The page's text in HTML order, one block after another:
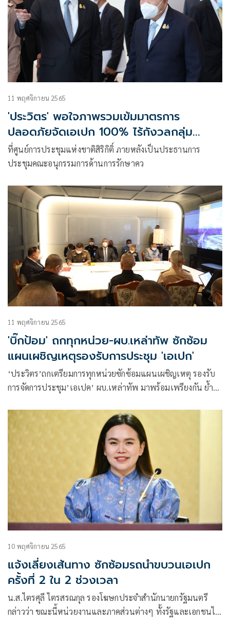
11 พฤศจิกายน 2565
'ประวิตร' พอใจภาพรวมเข้มมาตรการ
ปลอดภัย​จัดเอเปก 100% ไร้กังวลกลุ่ม
เคลื่อนไหว
ที่ศูนย์การประชุมแห่งชาติสิริกิติ์ ภายหลังเป็นประธานการ
ประชุมคณะอนุกรรมการด้านการรักษาคว
11 พฤศจิกายน 2565
'บิ๊กป้อม' ถกทุกหน่วย-ผบ.เหล่าทัพ ซักซ้อม
แผนเผชิญเหตุรองรับการประชุม 'เอเปก'
‘ประวิตร’ถกเตรียมการทุกหน่วยซักซ้อมแผนเผชิญเหตุ รองรับ
การจัดการประชุม’เอเปค’ ผบ.เหล่าทัพ มาพร้อมเพรียง​กัน ย้ำ
ประชุมฯ
10 พฤศจิกายน 2565
แจ้งเลี่ยงเส้นทาง ซักซ้อมรถนำขบวนเอเปก
ครั้งที่ 2 ใน 2 ช่วงเวลา
น.ส.ไตรศุลี ไตรสรณกุล รองโฆษกประจำสำนักนายกรัฐมนตรี
กล่าวว่า ขณะนี้หน่วยงานและภาคส่วนต่างๆ ทั้งรัฐและเอกชนได้